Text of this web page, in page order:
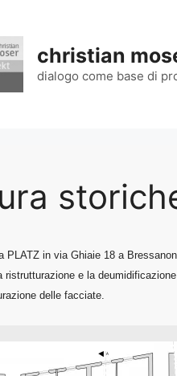
christian
dialogo come base di
PLATZ in via Ghiaie 18 a
ristrutturazione e la
delle facciate.